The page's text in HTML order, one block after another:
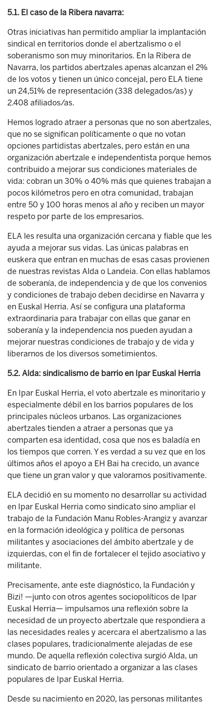
5.1. El caso de la Ribera navarra:
Otras iniciativas han permitido ampliar la implantación
sindical en territorios donde el abertzalismo o el
soberanismo son muy minoritarios. En la Ribera de
Navarra, los partidos abertzales apenas alcanzan el 2%
de los votos y tienen un único concejal, pero ELA tiene
un 24,51% de representación (338 delegados/as) y
2.408 afiliados/as.
Hemos logrado atraer a personas que no son abertzales,
que no se significan políticamente o que no votan
opciones partidistas abertzales, pero están en una
organización abertzale e independentista porque hemos
contribuido a mejorar sus condiciones materiales de
vida: cobran un 30% o 40% más que quienes trabajan a
pocos kilómetros pero en otra comunidad, trabajan
entre 50 y 100 horas menos al año y reciben un mayor
respeto por parte de los empresarios.
ELA les resulta una organización cercana y fiable que les
ayuda a mejorar sus vidas. Las únicas palabras en
euskera que entran en muchas de esas casas provienen
de nuestras revistas Alda o Landeia. Con ellas hablamos
de soberanía, de independencia y de que los convenios
y condiciones de trabajo deben decidirse en Navarra y
en Euskal Herria. Así se configura una plataforma
extraordinaria para trabajar con ellas que ganar en
soberanía y la independencia nos pueden ayudan a
mejorar nuestras condiciones de trabajo y de vida y
liberarnos de los diversos sometimientos.
5.2. Alda: sindicalismo de barrio en Ipar Euskal Herria
En Ipar Euskal Herria, el voto abertzale es minoritario y
especialmente débil en los barrios populares de los
principales núcleos urbanos. Las organizaciones
abertzales tienden a atraer a personas que ya
comparten esa identidad, cosa que nos es baladía en
los tiempos que corren. Y es verdad a su vez que en los
últimos años el apoyo a EH Bai ha crecido, un avance
que tiene un gran valor y que valoramos positivamente.
ELA decidió en su momento no desarrollar su actividad
en Ipar Euskal Herria como sindicato sino ampliar el
trabajo de la Fundación Manu Robles-Arangiz y avanzar
en la formación ideológica y política de personas
militantes y asociaciones del ámbito abertzale y de
izquierdas, con el fin de fortalecer el tejido asociativo y
militante.
Precisamente, ante este diagnóstico, la Fundación y
Bizi! —junto con otros agentes sociopolíticos de Ipar
Euskal Herria— impulsamos una reflexión sobre la
necesidad de un proyecto abertzale que respondiera a
las necesidades reales y acercara el abertzalismo a las
clases populares, tradicionalmente alejadas de ese
mundo. De aquella reflexión colectiva surgió Alda, un
sindicato de barrio orientado a organizar a las clases
populares de Ipar Euskal Herria.
Desde su nacimiento en 2020, las personas militantes